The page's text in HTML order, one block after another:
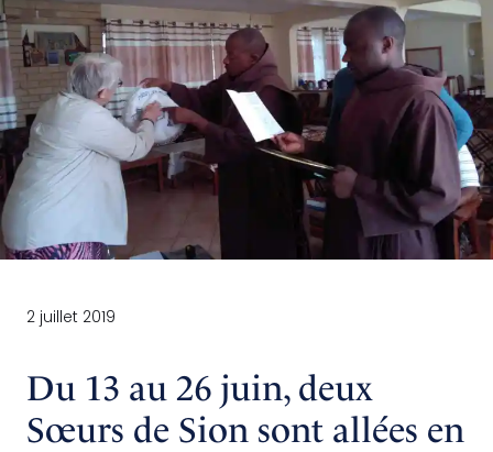
2 juillet 2019
Du 13 au 26 juin, deux
Sœurs de Sion sont allées en